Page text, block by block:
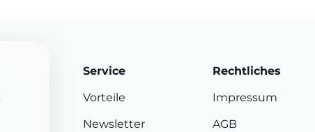
Service
Vorteile
Newsletter
Rechtliches
Impressum
AGB